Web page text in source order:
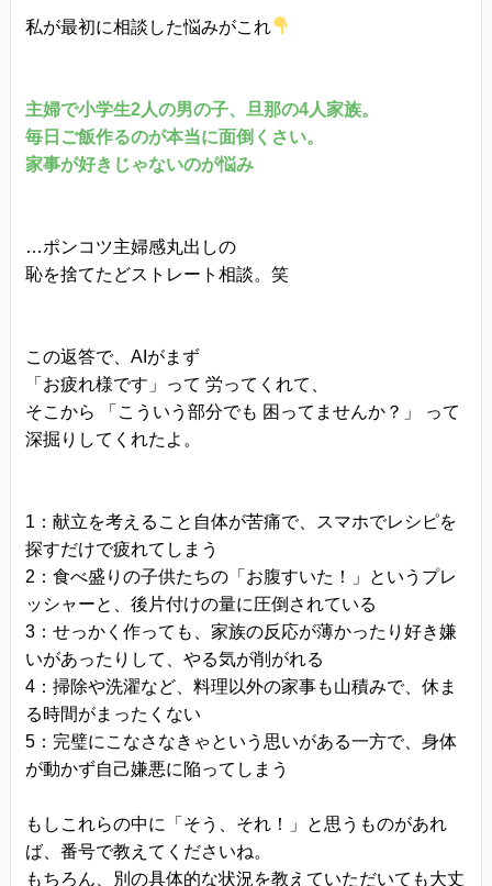
お客様が、当ウェブサイトで掲示した本方針を守
内容確認後、折り返しメールでの連絡をした後、
適切な処理ができるよう努めます。
私が最初に相談した悩みがこれ
主婦で小学生2人の男の子、旦那の4人家族。
毎日ご飯作るのが本当に面倒くさい。
家事が好きじゃないのが悩み
…ポンコツ主婦感丸出しの
恥を捨てたどストレート相談。笑
この返答で、AIがまず
「お疲れ様です」って 労ってくれて、
そこから 「こういう部分でも 困ってませんか？」 って
深掘りしてくれたよ。
1：献立を考えること自体が苦痛で、スマホでレシピを
探すだけで疲れてしまう
2：食べ盛りの子供たちの「お腹すいた！」というプレ
ッシャーと、後片付けの量に圧倒されている
3：せっかく作っても、家族の反応が薄かったり好き嫌
いがあったりして、やる気が削がれる
4：掃除や洗濯など、料理以外の家事も山積みで、休ま
る時間がまったくない
5：完璧にこなさなきゃという思いがある一方で、身体
が動かず自己嫌悪に陥ってしまう
もしこれらの中に「そう、それ！」と思うものがあれ
ば、番号で教えてくださいね。
もちろん、別の具体的な状況を教えていただいても大丈